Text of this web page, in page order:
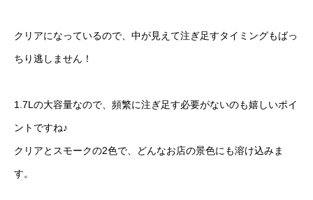
クリアになっているので、中が見えて注ぎ足すタイミングもばっ
ちり逃しません！
1.7Lの大容量なので、頻繁に注ぎ足す必要がないのも嬉しいポイ
ントですね♪
クリアとスモークの2色で、どんなお店の景色にも溶け込みま
す。